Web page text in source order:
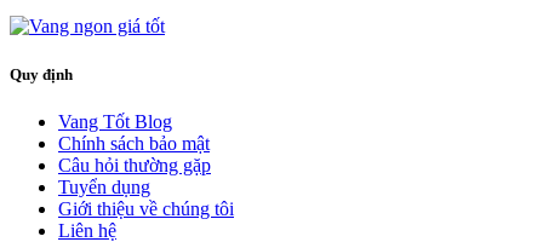
Quy định
Vang Tốt Blog
Chính sách bảo mật
Câu hỏi thường gặp
Tuyển dụng
Giới thiệu về chúng tôi
Liên hệ